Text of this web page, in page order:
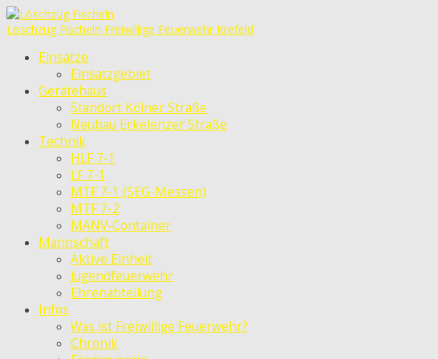
Löschzug Fischeln Freiwillige Feuerwehr Krefeld
Einsätze
Einsatzgebiet
Gerätehaus
Standort Kölner Straße
Neubau Erkelenzer Straße
Technik
HLF 7-1
LF 7-1
MTF 7-1 (SEG-Messen)
MTF 7-2
MANV-Container
Mannschaft
Aktive Einheit
Jugendfeuerwehr
Ehrenabteilung
Infos
Was ist Freiwillige Feuerwehr?
Chronik